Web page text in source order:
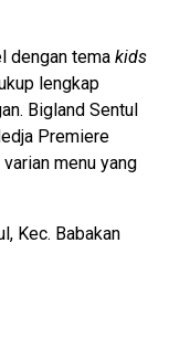
dengan tema kids
lengkap
Bigland Sentul
Premiere
menu yang
Kec. Babakan